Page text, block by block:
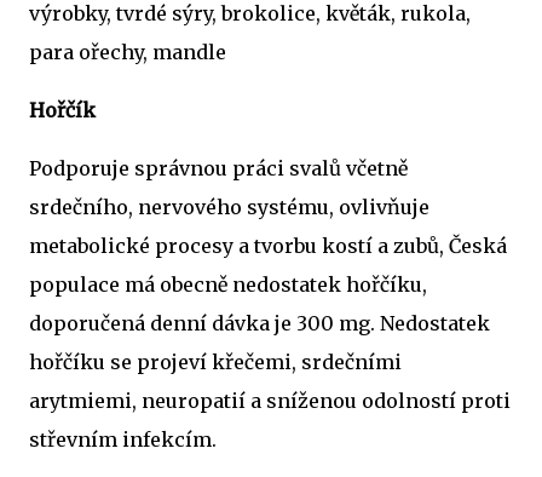
výrobky, tvrdé sýry, brokolice, květák, rukola,
para ořechy, mandle
Hořčík
Podporuje správnou práci svalů včetně
srdečního, nervového systému, ovlivňuje
metabolické procesy a tvorbu kostí a zubů, Česká
populace má obecně nedostatek hořčíku,
doporučená denní dávka je 300 mg. Nedostatek
hořčíku se projeví křečemi, srdečními
arytmiemi, neuropatií a sníženou odolností proti
střevním infekcím.